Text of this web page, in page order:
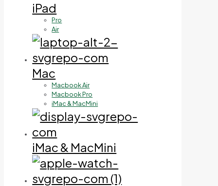
iPad
Pro
Air
Mac
Macbook Air
Macbook Pro
iMac & MacMini
iMac & MacMini